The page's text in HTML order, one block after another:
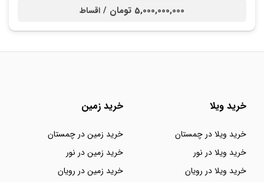
5,000,000,000 تومان / اقساط
خرید ویلا
خرید ویلا در چمستان
خرید ویلا در نور
خرید ویلا در رویان
خرید زمین
خرید زمین در چمستان
خرید زمین در نور
خرید زمین در رویان